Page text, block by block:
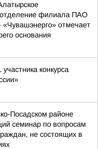
отделение филиала ПАО
отмечает
основания
конкурса
Посадском районе
семинар по вопросам
не состоящих в